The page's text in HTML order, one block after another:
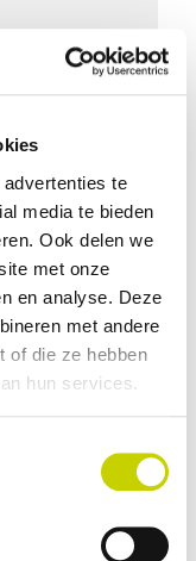
te
media te bieden
Ook delen we
met onze
en analyse. Deze
met andere
of die ze hebben
hun services.
(TNT)
gemeld
producten